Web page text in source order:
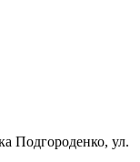
Подгороденко, ул.